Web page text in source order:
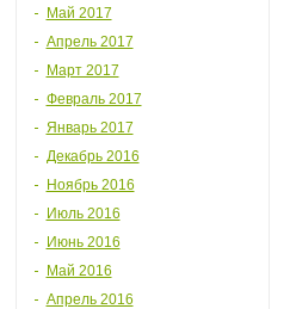
Май 2017
Апрель 2017
Март 2017
Февраль 2017
Январь 2017
Декабрь 2016
Ноябрь 2016
Июль 2016
Июнь 2016
Май 2016
Апрель 2016